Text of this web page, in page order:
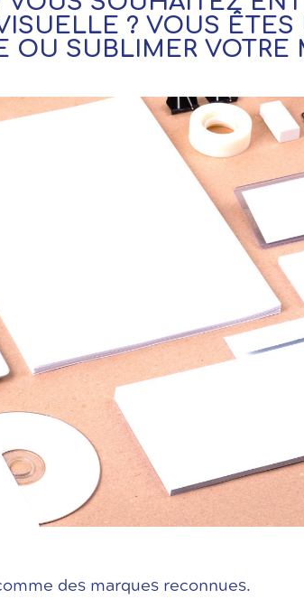
? VOUS ÊTES
SUBLIMER VOTRE
des marques reconnues.